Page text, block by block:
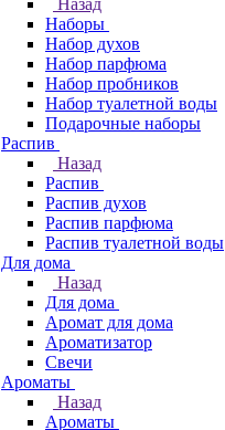
Назад
Наборы
Набор духов
Набор парфюма
Набор пробников
Набор туалетной воды
Подарочные наборы
Распив
Назад
Распив
Распив духов
Распив парфюма
Распив туалетной воды
Для дома
Назад
Для дома
Аромат для дома
Ароматизатор
Свечи
Ароматы
Назад
Ароматы